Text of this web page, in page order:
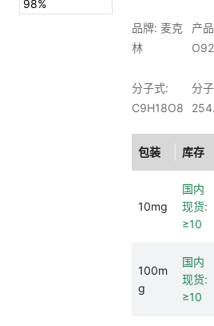
品牌: 麦克
林
产
分子式:
C9H18O8
分
包装 库存
10mg
国内
现货:
≥10
100m
g
国内
现货:
≥10